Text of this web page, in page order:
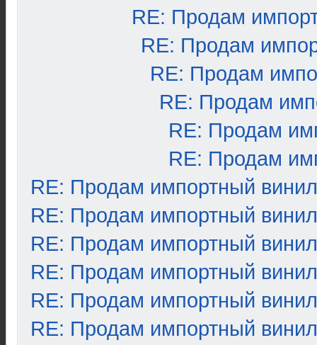
RE: Продам
RE: Продам
RE: Продам
RE: Продам
RE: Продам
RE: Продам
RE: Продам импортный винил
RE: Продам импортный винил
RE: Продам импортный винил
RE: Продам импортный винил
RE: Продам импортный винил
RE: Продам импортный винил